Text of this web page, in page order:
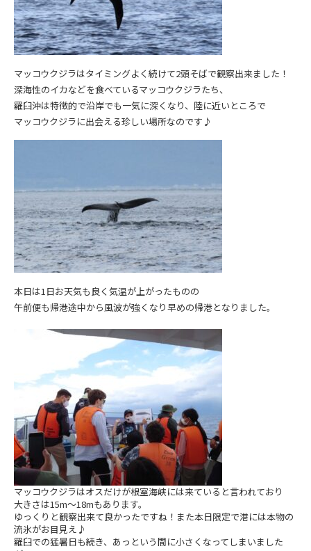
マッコウクジラはタイミングよく続けて2頭そばで観察出来ました！
深海性のイカなどを食べているマッコウクジラたち、
羅臼沖は特徴的で沿岸でも一気に深くなり、陸に近いところで
マッコウクジラに出会える珍しい場所なのです♪
本日は1日お天気も良く気温が上がったものの
午前便も帰港途中から風波が強くなり早めの帰港となりました。
マッコウクジラはオスだけが根室海峡には来ていると言われており
大きさは15m～18mもあります。
ゆっくりと観察出来て良かったですね！また本日限定で港には本物の
流氷がお目見え♪
羅臼での猛暑日も続き、あっという間に小さくなってしまいました